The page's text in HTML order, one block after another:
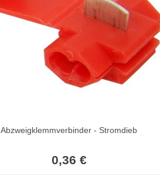
Abzweigklemmverbinder - Stromdieb
0,36 €